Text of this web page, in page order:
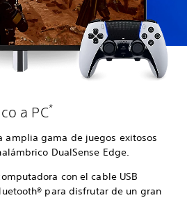
a PC*
amplia gama de juegos exitosos
DualSense Edge.
con el cable USB
para disfrutar de un gran